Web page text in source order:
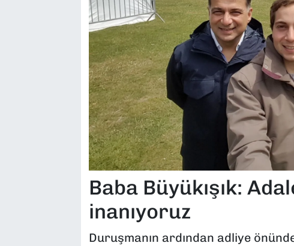
Baba Büyükışık:
inanıyoruz
Duruşmanın ardından adliye